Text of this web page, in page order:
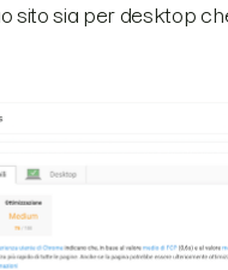
sito sia per desktop